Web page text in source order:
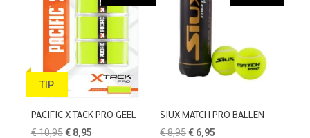
TIP
PACIFIC X TACK PRO GEEL
€10,95 Oorspronkelijke
€8,95Huidige
SIUX MATCH PRO BALLEN
€8,95Oorspronkelijke
€ 6,95